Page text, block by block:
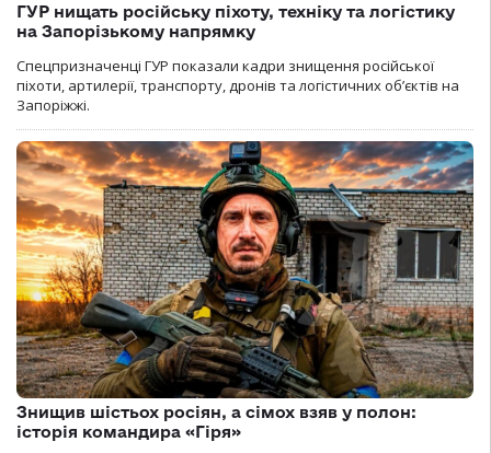
ГУР нищать російську піхоту, техніку та логістику
на Запорізькому напрямку
Спецпризначенці ГУР показали кадри знищення російської
піхоти, артилерії, транспорту, дронів та логістичних об’єктів на
Запоріжжі.
Знищив шістьох росіян, а сімох взяв у полон:
історія командира «Гіря»